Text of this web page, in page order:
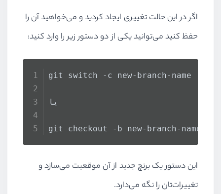
اگر در این حالت تغییری ایجاد کردید و می‌خواهید آن را
حفظ کنید می‌توانید یکی از دو دستور زیر را وارد کنید:
git switch -c new-branch-name
یا
git checkout -b new-branch-name
این دستور یک برنچ جدید از آن موقعیت می‌سازد و
تغییرات‌تان را نگه می‌دارد.